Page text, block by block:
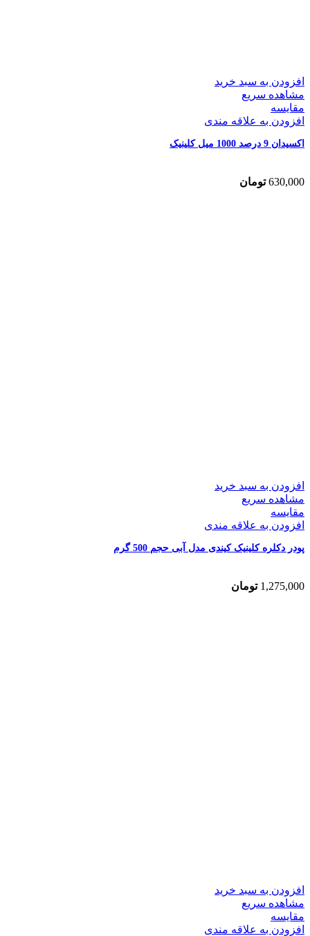
افزودن به سبد خرید
مشاهده سریع
مقایسه
افزودن به علاقه مندی
اکسیدان 9 درصد 1000 میل کلینیک
630,000 تومان
افزودن به سبد خرید
مشاهده سریع
مقایسه
افزودن به علاقه مندی
پودر دکلره کلینیک کیندی مدل آبی حجم 500 گرم
1,275,000 تومان
افزودن به سبد خرید
مشاهده سریع
مقایسه
افزودن به علاقه مندی